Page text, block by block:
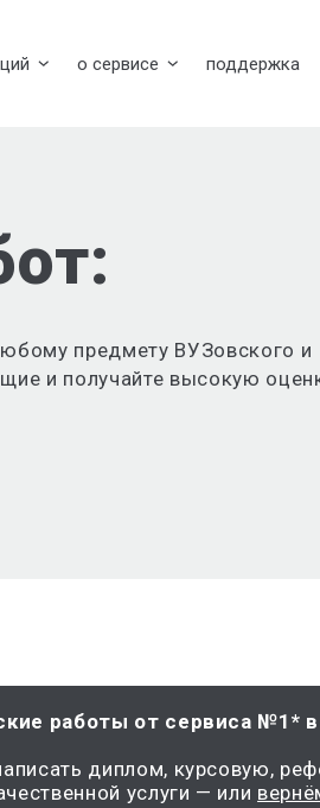
о сервисе поддержка
предмету ВУЗовского и
и получайте высокую
работы от сервиса №1*
диплом, курсовую,
услуги — или